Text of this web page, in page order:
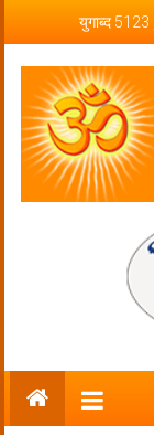
युगाब्द
Vishva
Website